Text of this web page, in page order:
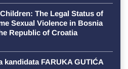
The Legal Status of
Sexual Violence in Bosnia
Republic of Croatia
kandidata FARUKA GUTIĆA